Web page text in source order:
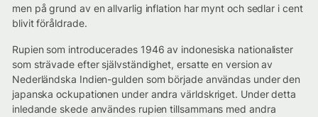
men på grund av en allvarlig inflation har mynt och sedlar i cent
blivit föråldrade.
Rupien som introducerades 1946 av indonesiska nationalister
som strävade efter självständighet, ersatte en version av
Nederländska Indien-gulden som började användas under den
japanska ockupationen under andra världskriget. Under detta
inledande skede användes rupien tillsammans med andra